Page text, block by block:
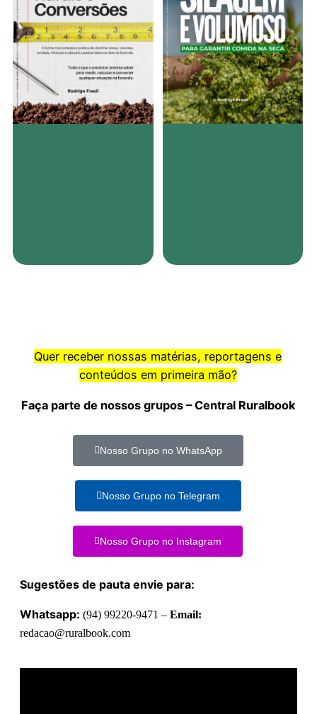
Quer receber nossas matérias, reportagens e
conteúdos em primeira mão?
Faça parte de nossos grupos – Central Ruralbook
Nosso Grupo no WhatsApp
Nosso Grupo no Telegram
Nosso Grupo no Instagram
Sugestões de pauta envie para:
Whatsapp: (94) 99220-9471 – Email:
redacao@ruralbook.com